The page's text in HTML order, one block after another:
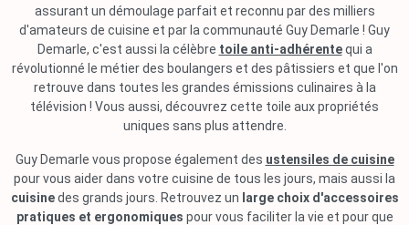
assurant un démoulage parfait et reconnu par des milliers
d'amateurs de cuisine et par la communauté Guy Demarle ! Guy
Demarle, c'est aussi la célèbre toile anti-adhérentequi a
révolutionné le métier des boulangers et des pâtissiers et que l'on
retrouve dans toutes les grandes émissions culinaires à la
télévision ! Vous aussi, découvrez cette toile aux propriétés
uniques sans plus attendre.
Guy Demarle vous propose également des ustensiles de cuisine
pour vous aider dans votre cuisine de tous les jours, mais aussi la
cuisinedes grands jours. Retrouvez un large choix d'accessoires
pratiques et ergonomiques pour vous faciliter la vie et pour que